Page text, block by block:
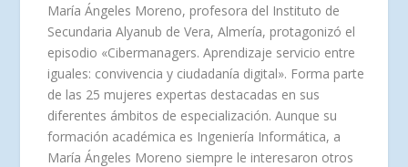
María Ángeles Moreno, profesora del Instituto de
Secundaria Alyanub de Vera, Almería, protagonizó el
episodio «Cibermanagers. Aprendizaje servicio entre
iguales: convivencia y ciudadanía digital». Forma parte
de las 25 mujeres expertas destacadas en sus
diferentes ámbitos de especialización. Aunque su
formación académica es Ingeniería Informática, a
María Ángeles Moreno siempre le interesaron otros